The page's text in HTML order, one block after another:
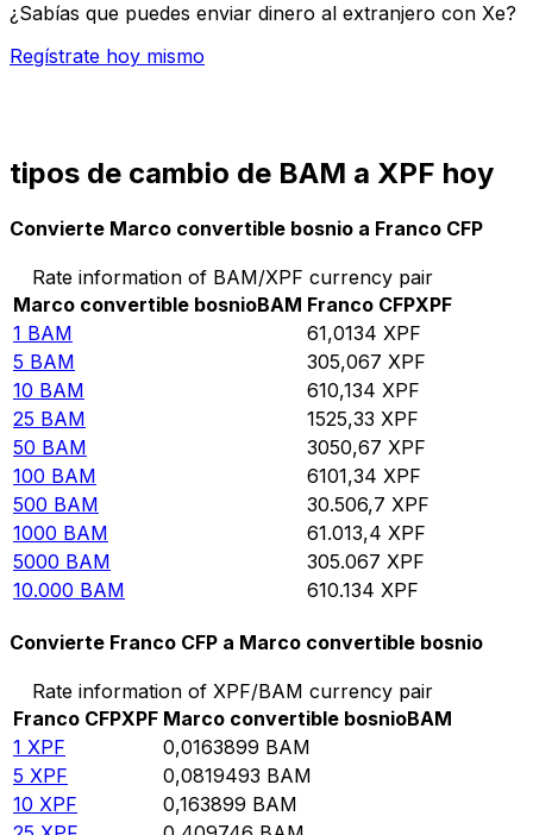
¿Sabías que puedes enviar dinero al extranjero con Xe?
Regístrate hoy mismo
tipos de cambio de BAM a XPF hoy
Convierte Marco convertible bosnio a Franco CFP
Rate information of BAM/XPF currency pair
Marco convertible bosnioBAM Franco CFPXPF
1 BAM 61,0134 XPF
5 BAM 305,067 XPF
10 BAM 610,134 XPF
25 BAM 1525,33 XPF
50 BAM 3050,67 XPF
100 BAM 6101,34 XPF
500 BAM 30.506,7 XPF
1000 BAM 61.013,4 XPF
5000 BAM 305.067 XPF
10.000 BAM 610.134 XPF
Convierte Franco CFP a Marco convertible bosnio
Rate information of XPF/BAM currency pair
Franco CFPXPF Marco convertible bosnioBAM
1 XPF 0,0163899 BAM
5 XPF 0,0819493 BAM
10 XPF 0,163899 BAM